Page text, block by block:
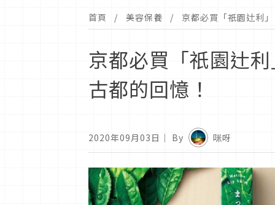
首頁 美容保養 京都必買「祇園辻利
京都必買「祇園辻
古都的回憶！
2020年09月03日 ｜ By 咪呀